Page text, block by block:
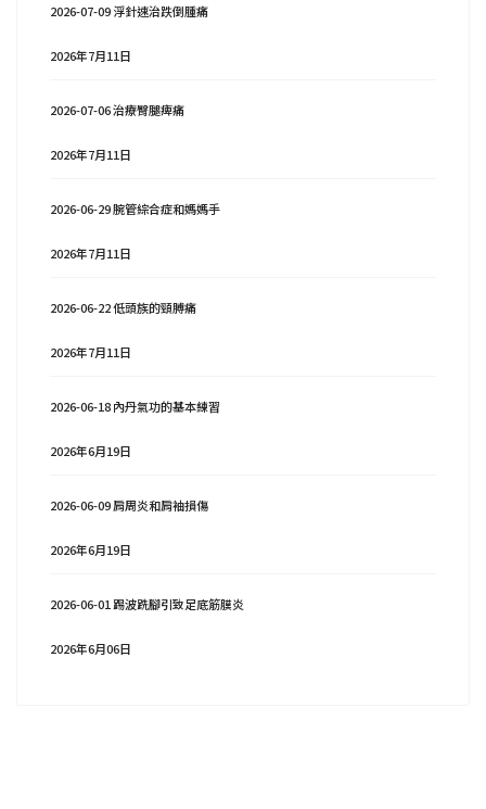
2026-07-09 浮針速治跌倒腫痛
2026年7月11日
2026-07-06 治療臀腿痺痛
2026年7月11日
2026-06-29 腕管綜合症和媽媽手
2026年7月11日
2026-06-22 低頭族的頸膊痛
2026年7月11日
2026-06-18 內丹氣功的基本練習
2026年6月19日
2026-06-09 肩周炎和肩袖損傷
2026年6月19日
2026-06-01 踢波跣腳引致足底筋膜炎
2026年6月06日